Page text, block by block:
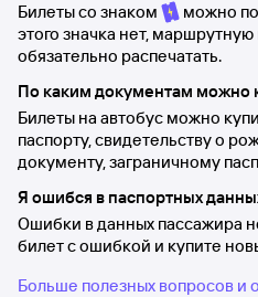
Билеты со знаком
можно
этого значка нет,
обязательно распечатать.
По каким документам можно
Билеты на автобус можно
паспорту, свидетельству о
документу, заграничному
Я ошибся в паспортных
Ошибки в данных пассажира
билет с ошибкой и купите
Больше полезных вопросов и